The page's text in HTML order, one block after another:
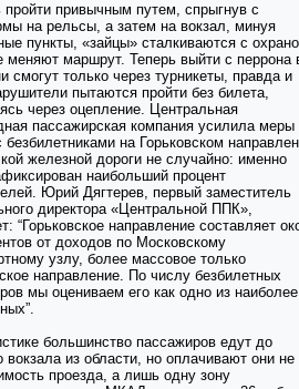
пройти привычным путем, спрыгнув с
на рельсы, а затем на вокзал, минуя
пункты, «зайцы» сталкиваются с
меняют маршрут. Теперь выйти с перрона
смогут только через турникеты, правда и
пытаются пройти без билета,
через оцепление. Центральная
пассажирская компания усилила меры
безбилетниками на Горьковском
железной дороги не случайно: именно
наибольший процент
Юрий Дягтерев, первый заместитель
директора «Центральной ППК»,
“Горьковское направление составляет
от доходов по Московскому
узлу, более массовое только
направление. По числу безбилетных
мы оцениваем его как одно из наиболее
большинство пассажиров едут до
вокзала из области, но оплачивают они не
проезда, а лишь одну зону